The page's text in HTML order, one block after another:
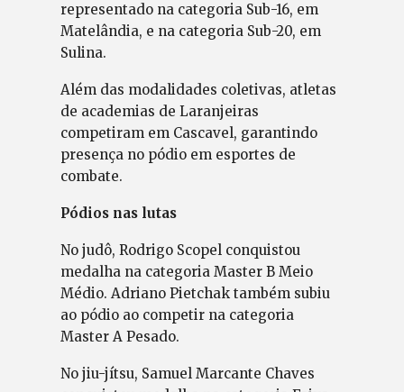
representado na categoria Sub-16, em
Matelândia, e na categoria Sub-20, em
Sulina.
Além das modalidades coletivas, atletas
de academias de Laranjeiras
competiram em Cascavel, garantindo
presença no pódio em esportes de
combate.
Pódios nas lutas
No judô, Rodrigo Scopel conquistou
medalha na categoria Master B Meio
Médio. Adriano Pietchak também subiu
ao pódio ao competir na categoria
Master A Pesado.
No jiu-jítsu, Samuel Marcante Chaves